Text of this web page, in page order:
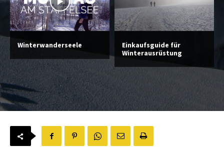
Winterwanderseele
Einkaufsguide für
Winterausrüstung